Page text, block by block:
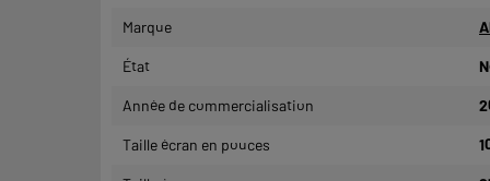
Marque
État
Année de commercialisation
Taille écran en pouces